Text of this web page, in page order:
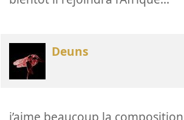
Deuns
j’aime beaucoup la